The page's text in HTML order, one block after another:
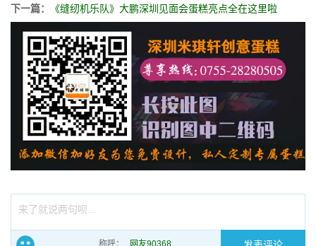
下一篇：
《缝纫机乐队》大鹏深圳见面会蛋糕亮点全在这里啦
来了就说两句呗...
称呼：